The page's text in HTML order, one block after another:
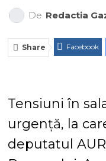
De Redactia Gazeta
Share Facebook
Tensiuni în
urgență, la
deputatul